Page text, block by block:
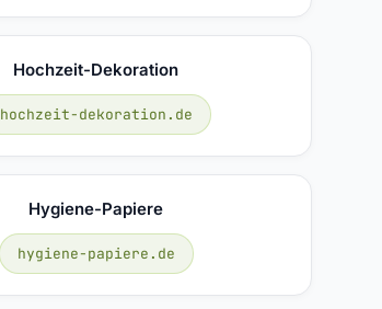
Hochzeit-Dekoration
hochzeit-dekoration.de
Hygiene-Papiere
hygiene-papiere.de